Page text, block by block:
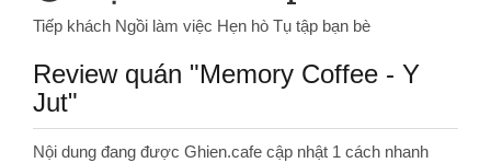
Tiếp khách Ngồi làm việc Hẹn hò Tụ tập bạn bè
Review quán "Memory Coffee - Y
Jut"
Nội dung đang được Ghien.cafe cập nhật 1 cách nhanh